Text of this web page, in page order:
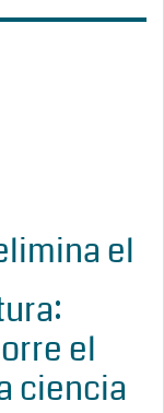
el
el
ciencia